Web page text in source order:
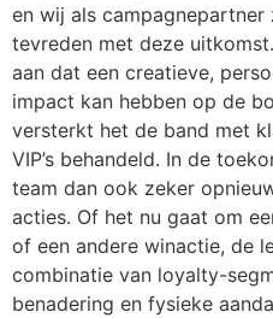
en wij als campagnepartner
tevreden met deze
aan dat een creatieve,
impact kan hebben op de
versterkt het de band met
VIP’s behandeld. In de
team dan ook zeker
acties. Of het nu gaat om
of een andere winactie, de
combinatie van loyalty-
benadering en fysieke